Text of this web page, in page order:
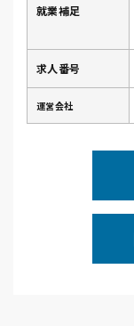
就業補足
求人番号
運営会社